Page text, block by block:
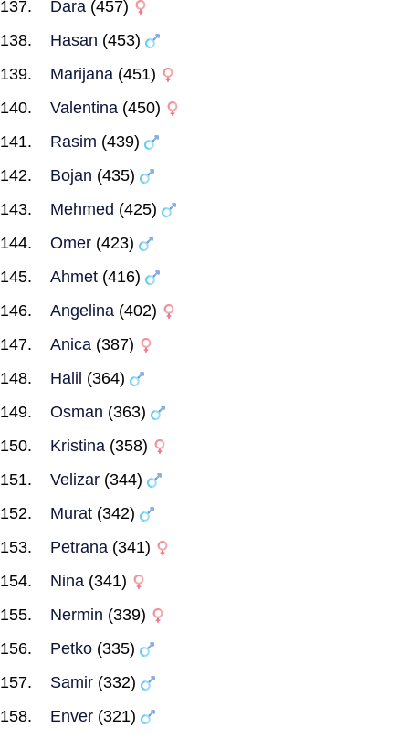
Dara (457)
Hasan (453)
Marijana (451)
Valentina (450)
Rasim (439)
Bojan (435)
Mehmed (425)
Omer (423)
Ahmet (416)
Angelina (402)
Anica (387)
Halil (364)
Osman (363)
Kristina (358)
Velizar (344)
Murat (342)
Petrana (341)
Nina (341)
Nermin (339)
Petko (335)
Samir (332)
Enver (321)